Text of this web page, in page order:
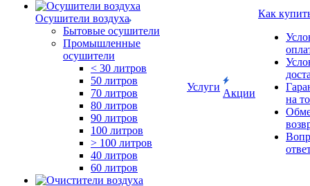
Осушители воздуха
Бытовые осушители
Промышленные
осушители
< 30 литров
50 литров
70 литров
80 литров
90 литров
100 литров
> 100 литров
40 литров
60 литров
Услуги
Акции
Как
на